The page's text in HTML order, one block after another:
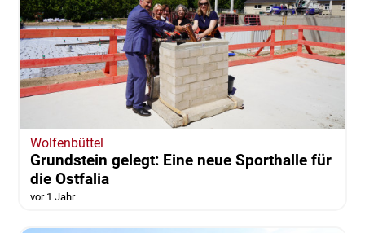
Wolfenbüttel
Grundstein gelegt: Eine neue Sporthalle für
die Ostfalia
vor 1 Jahr